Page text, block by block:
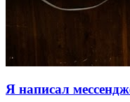
Я написал